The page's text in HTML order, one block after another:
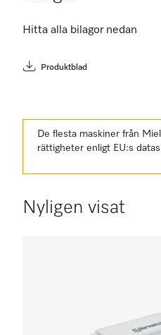
Hitta alla bilagor nedan
Produktblad
De flesta maskiner från
rättigheter enligt EU:s
Nyligen visat